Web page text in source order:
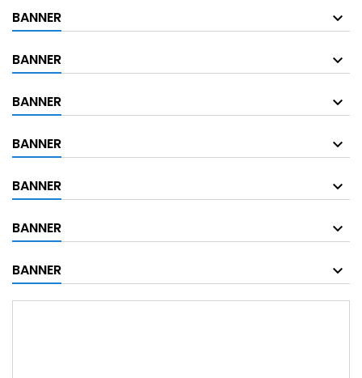
BANNER
BANNER
BANNER
BANNER
BANNER
BANNER
BANNER